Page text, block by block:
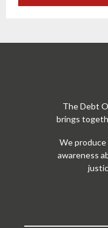
The Debt
brings
We
awareness